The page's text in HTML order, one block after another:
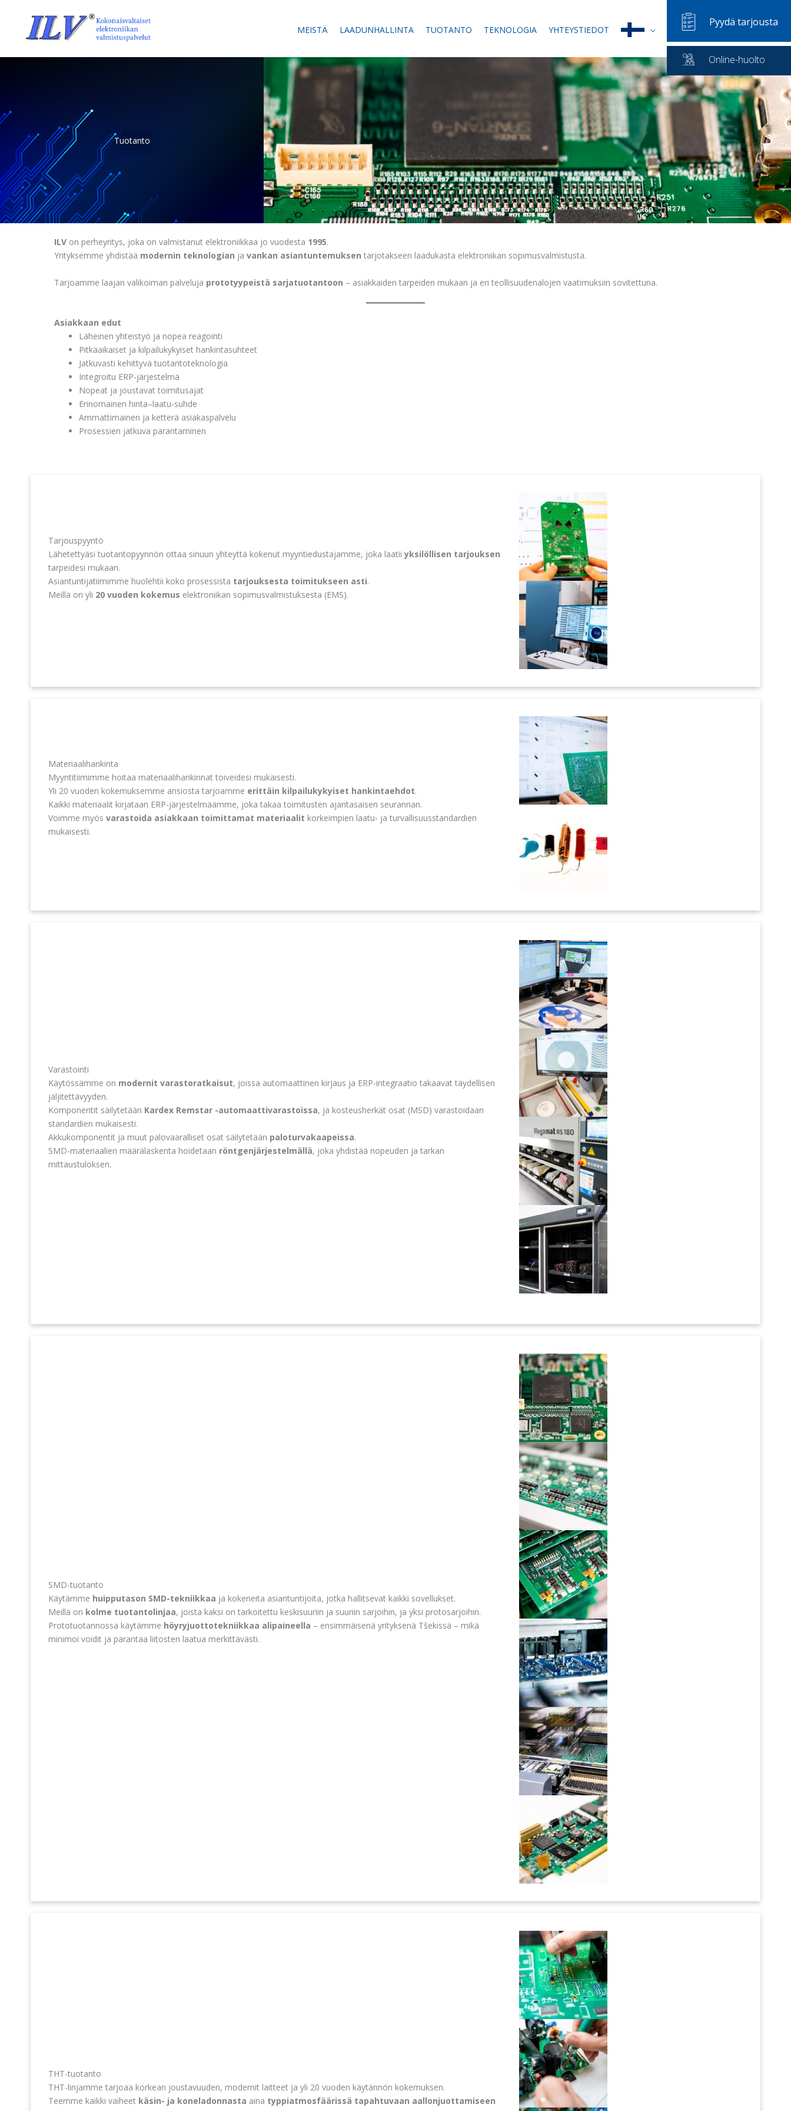
MEISTÄ LAADUNHALLINTA TUOTANTO TEKNOLOGIA YHTEYSTIEDOT
Pyydä tarjousta
Online-huolto
Tuotanto
ILV on perheyritys, joka on valmistanut elektroniikkaa jo vuodesta 1995.
Yrityksemme yhdistää modernin teknologian ja vankan asiantuntemuksen tarjotakseen laadukasta elektroniikan sopimusvalmistusta.
Tarjoamme laajan valikoiman palveluja prototyypeistä sarjatuotantoon – asiakkaiden tarpeiden mukaan ja eri teollisuudenalojen vaatimuksiin sovitettuna.
Asiakkaan edut
Läheinen yhteistyö ja nopea reagointi
Pitkäaikaiset ja kilpailukykyiset hankintasuhteet
Jatkuvasti kehittyvä tuotantoteknologia
Integroitu ERP-järjestelmä
Nopeat ja joustavat toimitusajat
Erinomainen hinta–laatu-suhde
Ammattimainen ja ketterä asiakaspalvelu
Prosessien jatkuva parantaminen
Tarjouspyyntö
Lähetettyäsi tuotantopyynnön ottaa sinuun yhteyttä kokenut myyntiedustajamme, joka laatiiyksilöllisen tarjouksen
tarpeidesi mukaan.
Asiantuntijatiimimme huolehtii koko prosessista tarjouksesta toimitukseen asti.
Meillä on yli 20 vuoden kokemus elektroniikan sopimusvalmistuksesta (EMS).
Materiaalihankinta
Myyntitiimimme hoitaa materiaalihankinnat toiveidesi mukaisesti.
Yli 20 vuoden kokemuksemme ansiosta tarjoamme erittäin kilpailukykyiset hankintaehdot.
Kaikki materiaalit kirjataan ERP-järjestelmäämme, joka takaa toimitusten ajantasaisen seurannan.
Voimme myösvarastoida asiakkaan toimittamat materiaalit korkeimpien laatu- ja turvallisuusstandardien
mukaisesti.
Varastointi
Käytössämme on modernit varastoratkaisut, joissa automaattinen kirjaus ja ERP-integraatio takaavat täydellisen
jäljitettävyyden.
Komponentit säilytetään Kardex Remstar -automaattivarastoissa, ja kosteusherkät osat (MSD) varastoidaan
standardien mukaisesti.
Akkukomponentit ja muut palovaaralliset osat säilytetään paloturvakaapeissa.
SMD-materiaalien määrälaskenta hoidetaan röntgenjärjestelmällä, joka yhdistää nopeuden ja tarkan
mittaustuloksen.
SMD-tuotanto
Käytämme huipputason SMD-tekniikkaa ja kokeneita asiantuntijoita, jotka hallitsevat kaikki sovellukset.
Meillä on kolme tuotantolinjaa, joista kaksi on tarkoitettu keskisuuriin ja suuriin sarjoihin, ja yksi protosarjoihin.
Prototuotannossa käytämme höyryjuottotekniikkaa alipaineella – ensimmäisenä yrityksenä Tšekissä – mikä
minimoi voidit ja parantaa liitosten laatua merkittävästi.
THT-tuotanto
THT-linjamme tarjoaa korkean joustavuuden, modernit laitteet ja yli 20 vuoden käytännön kokemuksen.
Teemme kaikki vaiheet käsin- ja koneladonnasta aina typpiatmosfäärissä tapahtuvaan aallonjuottamiseen